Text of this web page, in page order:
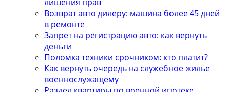
Возврат авто дилеру: машина более 45 дней
в ремонте
Запрет на регистрацию авто: как вернуть
деньги
Поломка техники срочником: кто платит?
Как вернуть очередь на служебное жилье
военнослужащему